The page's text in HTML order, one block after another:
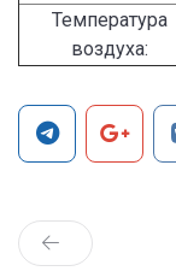
Температура
воздуха: